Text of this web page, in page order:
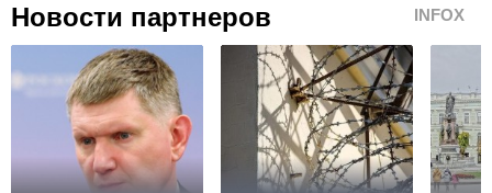
Новости партнеров INFOX